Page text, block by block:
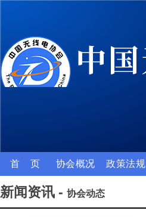
首 页 协会概况 政策法规
新闻资讯 - 协会动态